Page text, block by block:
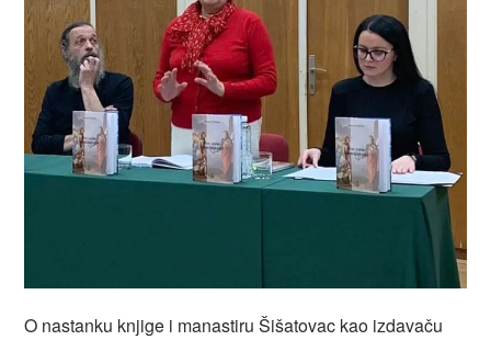
O nastanku knjige i manastiru Šišatovac kao izdavaču